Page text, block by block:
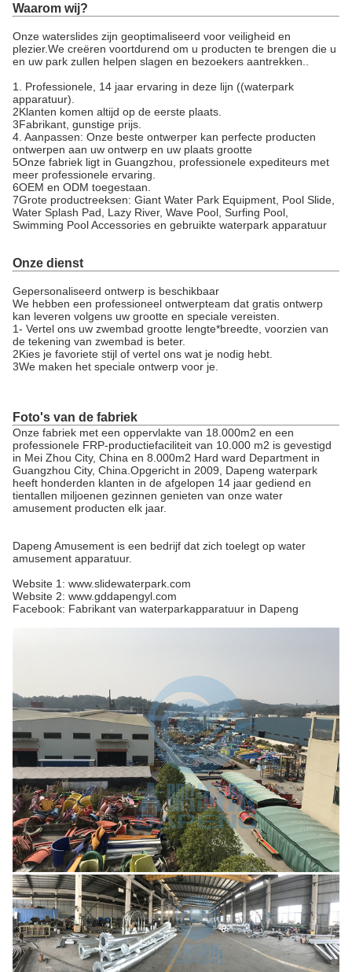
Waarom wij?
Onze waterslides zijn geoptimaliseerd voor veiligheid en
plezier.We creëren voortdurend om u producten te brengen die u
en uw park zullen helpen slagen en bezoekers aantrekken..
1. Professionele, 14 jaar ervaring in deze lijn ((waterpark
apparatuur).
2Klanten komen altijd op de eerste plaats.
3Fabrikant, gunstige prijs.
4. Aanpassen: Onze beste ontwerper kan perfecte producten
ontwerpen aan uw ontwerp en uw plaats grootte
5Onze fabriek ligt in Guangzhou, professionele expediteurs met
meer professionele ervaring.
6OEM en ODM toegestaan.
7Grote productreeksen: Giant Water Park Equipment, Pool Slide,
Water Splash Pad, Lazy River, Wave Pool, Surfing Pool,
Swimming Pool Accessories en gebruikte waterpark apparatuur
Onze dienst
Gepersonaliseerd ontwerp is beschikbaar
We hebben een professioneel ontwerpteam dat gratis ontwerp
kan leveren volgens uw grootte en speciale vereisten.
1- Vertel ons uw zwembad grootte lengte*breedte, voorzien van
de tekening van zwembad is beter.
2Kies je favoriete stijl of vertel ons wat je nodig hebt.
3We maken het speciale ontwerp voor je.
Foto's van de fabriek
Onze fabriek met een oppervlakte van 18.000m2 en een
professionele FRP-productiefaciliteit van 10.000 m2 is gevestigd
in Mei Zhou City, China en 8.000m2 Hard ward Department in
Guangzhou City, China.Opgericht in 2009, Dapeng waterpark
heeft honderden klanten in de afgelopen 14 jaar gediend en
tientallen miljoenen gezinnen genieten van onze water
amusement producten elk jaar.
Dapeng Amusement is een bedrijf dat zich toelegt op water
amusement apparatuur.
Website 1: www.slidewaterpark.com
Website 2: www.gddapengyl.com
Facebook: Fabrikant van waterparkapparatuur in Dapeng